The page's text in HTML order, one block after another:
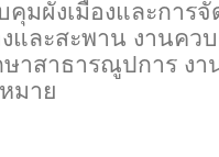
มผังเมืองและการจั
และสะพาน งานค
าสาธารณูปการ ง
มาย